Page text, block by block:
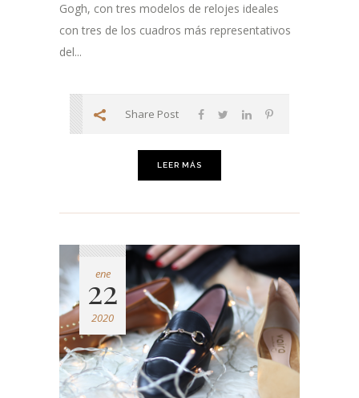
Gogh, con tres modelos de relojes ideales
con tres de los cuadros más representativos
del...
Share Post
LEER MÁS
ene
22
2020